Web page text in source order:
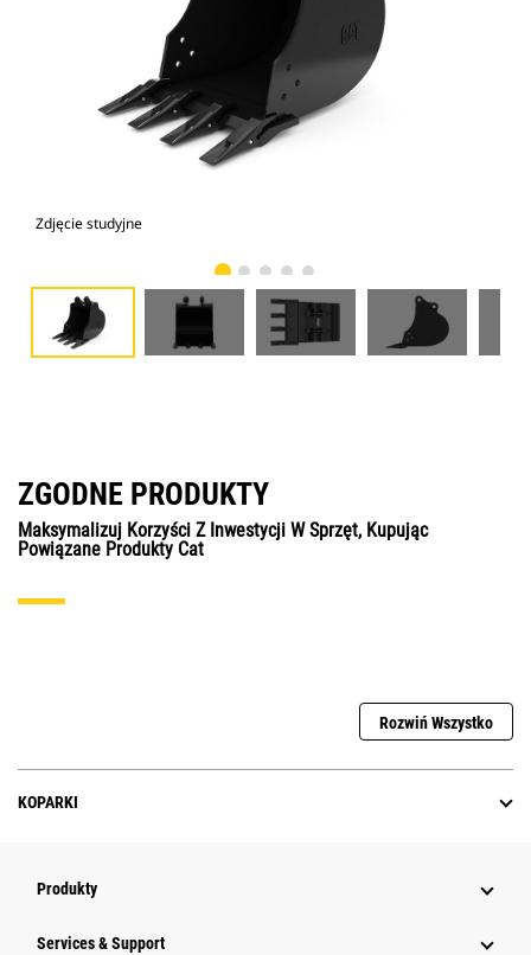
Zdjęcie studyjne
ZGODNE PRODUKTY
Maksymalizuj Korzyści Z Inwestycji W Sprzęt, Kupując
Powiązane Produkty Cat
Rozwiń Wszystko
KOPARKI
Produkty
Services & Support